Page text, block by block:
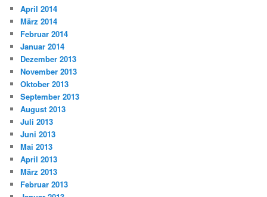
April 2014
März 2014
Februar 2014
Januar 2014
Dezember 2013
November 2013
Oktober 2013
September 2013
August 2013
Juli 2013
Juni 2013
Mai 2013
April 2013
März 2013
Februar 2013